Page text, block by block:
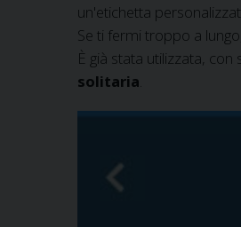
un'etichetta
Se ti fermi troppo a
È già stata utilizzata,
solitaria.